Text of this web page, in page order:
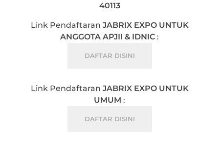
40113
Link Pendaftaran JABRIX EXPO UNTUK
ANGGOTA APJII & IDNIC :
DAFTAR DISINI
Link Pendaftaran JABRIX EXPO UNTUK
UMUM :
DAFTAR DISINI